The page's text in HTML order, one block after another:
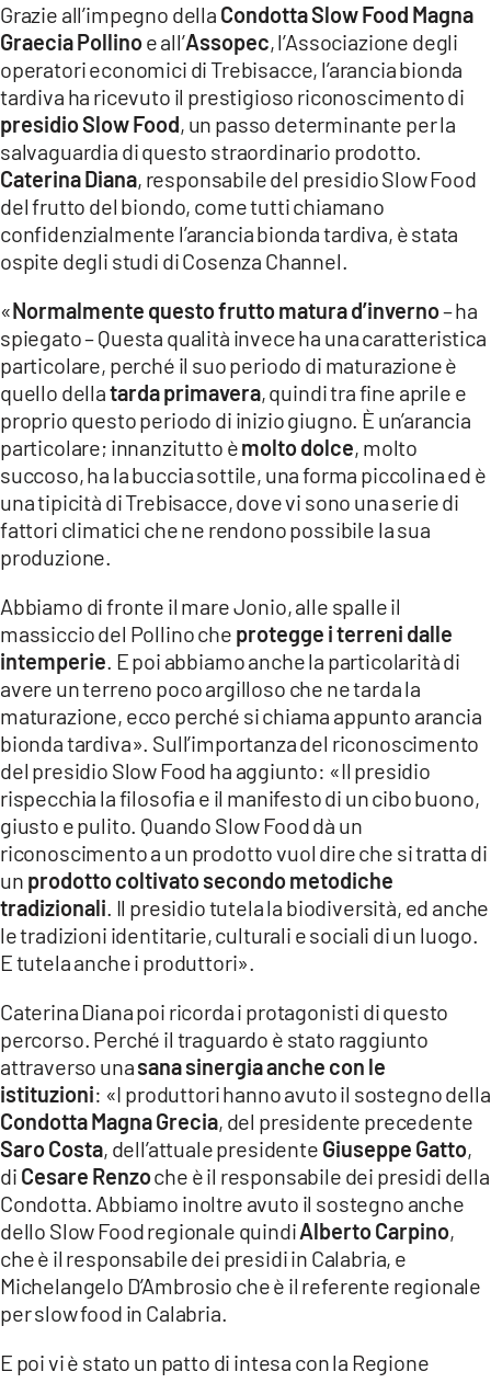
LACAPITALENEWS.IT
App
ANDROID
APPLE
Grazie all’impegno della Condotta Slow Food Magna
Graecia Pollinoe all’Assopec, l’Associazione degli
operatori economici di Trebisacce, l’arancia bionda
tardiva ha ricevuto il prestigioso riconoscimento di
presidio Slow Food, un passo determinante per la
salvaguardia di questo straordinario prodotto.
Caterina Diana, responsabile del presidio Slow Food
del frutto del biondo, come tutti chiamano
confidenzialmente l’arancia bionda tardiva, è stata
ospite degli studi di Cosenza Channel.
«Normalmente questo frutto matura d’inverno– ha
spiegato – Questa qualità invece ha una caratteristica
particolare, perché il suo periodo di maturazione è
quello dellatarda primavera, quindi tra fine aprile e
proprio questo periodo di inizio giugno. È un’arancia
particolare; innanzitutto èmolto dolce, molto
succoso, ha la buccia sottile, una forma piccolina ed è
una tipicità di Trebisacce, dove vi sono una serie di
fattori climatici che ne rendono possibile la sua
produzione.
Abbiamo di fronte il mare Jonio, alle spalle il
massiccio del Pollino che protegge i terreni dalle
intemperie. E poi abbiamo anche la particolarità di
avere un terreno poco argilloso che ne tarda la
maturazione, ecco perché si chiama appunto arancia
bionda tardiva». Sull’importanza del riconoscimento
del presidio Slow Food ha aggiunto: «Il presidio
rispecchia la filosofia e il manifesto di un cibo buono,
giusto e pulito. Quando Slow Food dà un
riconoscimento a un prodotto vuol dire che si tratta di
un prodotto coltivato secondo metodiche
tradizionali. Il presidio tutela la biodiversità, ed anche
le tradizioni identitarie, culturali e sociali di un luogo.
E tutela anche i produttori».
Caterina Diana poi ricorda i protagonisti di questo
percorso. Perché il traguardo è stato raggiunto
attraverso unasana sinergia anche con le
istituzioni: «I produttori hanno avuto il sostegno della
Condotta Magna Grecia, del presidente precedente
Saro Costa, dell’attuale presidente Giuseppe Gatto,
di Cesare Renzoche è il responsabile dei presidi della
Condotta. Abbiamo inoltre avuto il sostegno anche
dello Slow Food regionale quindiAlberto Carpino,
che è il responsabile dei presidi in Calabria, e
Michelangelo D’Ambrosio che è il referente regionale
per slow food in Calabria.
E poi vi è stato un patto di intesa con la Regione